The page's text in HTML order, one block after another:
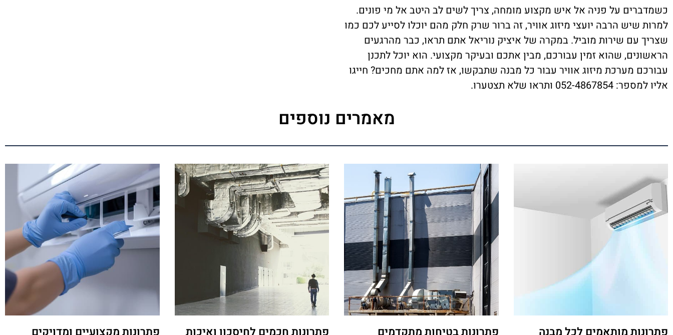
כשמדברים על פניה אל איש מקצוע מומחה, צריך לשים לב היטב אל מי פונים.
למרות שיש הרבה יועצי מיזוג אוויר, זה ברור שרק חלק מהם יוכלו לסייע לכם כמו
שצריך עם שירות מוביל. במקרה של איציק נוריאל אתם תראו, כבר מהרגעים
הראשונים, שהוא זמין עבורכם, מבין אתכם ובעיקר מקצועי. הוא יוכל לתכנן
עבורכם מערכת מיזוג אוויר עבור כל מבנה שתבקשו, אז למה אתם מחכים? חייגו
אליו למספר: 052-4867854 ותראו שלא תצטערו.
מאמרים נוספים